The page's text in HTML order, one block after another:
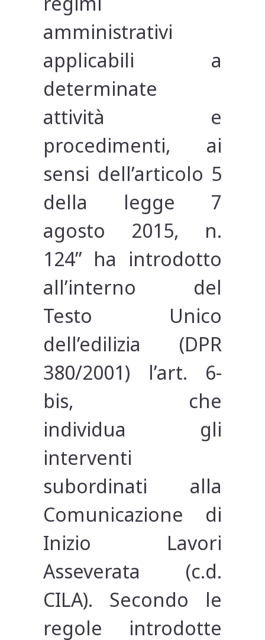
amministrativi
applicabili a
determinate
attività e
procedimenti, ai
sensi dell’articolo 5
della legge 7
agosto 2015, n.
124” ha introdotto
all’interno del
Testo Unico
dell’edilizia (DPR
380/2001) l’art. 6-
bis, che
individua gli
interventi
subordinati alla
Comunicazione di
Inizio Lavori
Asseverata (c.d.
CILA). Secondo le
regole introdotte